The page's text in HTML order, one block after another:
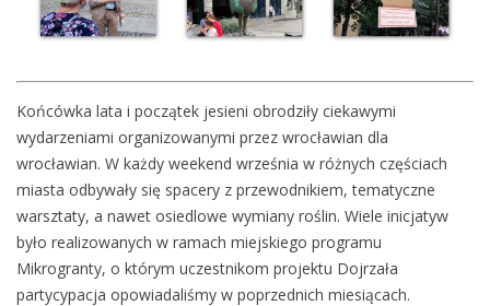
Końcówka lata i początek jesieni obrodziły ciekawymi
wydarzeniami organizowanymi przez wrocławian dla
wrocławian. W każdy weekend września w różnych częściach
miasta odbywały się spacery z przewodnikiem, tematyczne
warsztaty, a nawet osiedlowe wymiany roślin. Wiele inicjatyw
było realizowanych w ramach miejskiego programu
Mikrogranty, o którym uczestnikom projektu Dojrzała
partycypacja opowiadaliśmy w poprzednich miesiącach.